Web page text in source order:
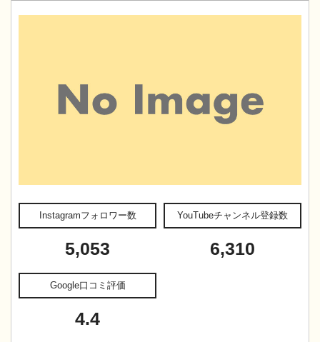
Instagramフォロワー数
5,053
YouTubeチャンネル登録数
6,310
Google口コミ評価
4.4